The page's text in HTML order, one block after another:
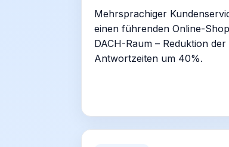
Mehrsprachiger
einen führenden Online-
DACH-Raum – Reduktion der
Antwortzeiten um 40%.